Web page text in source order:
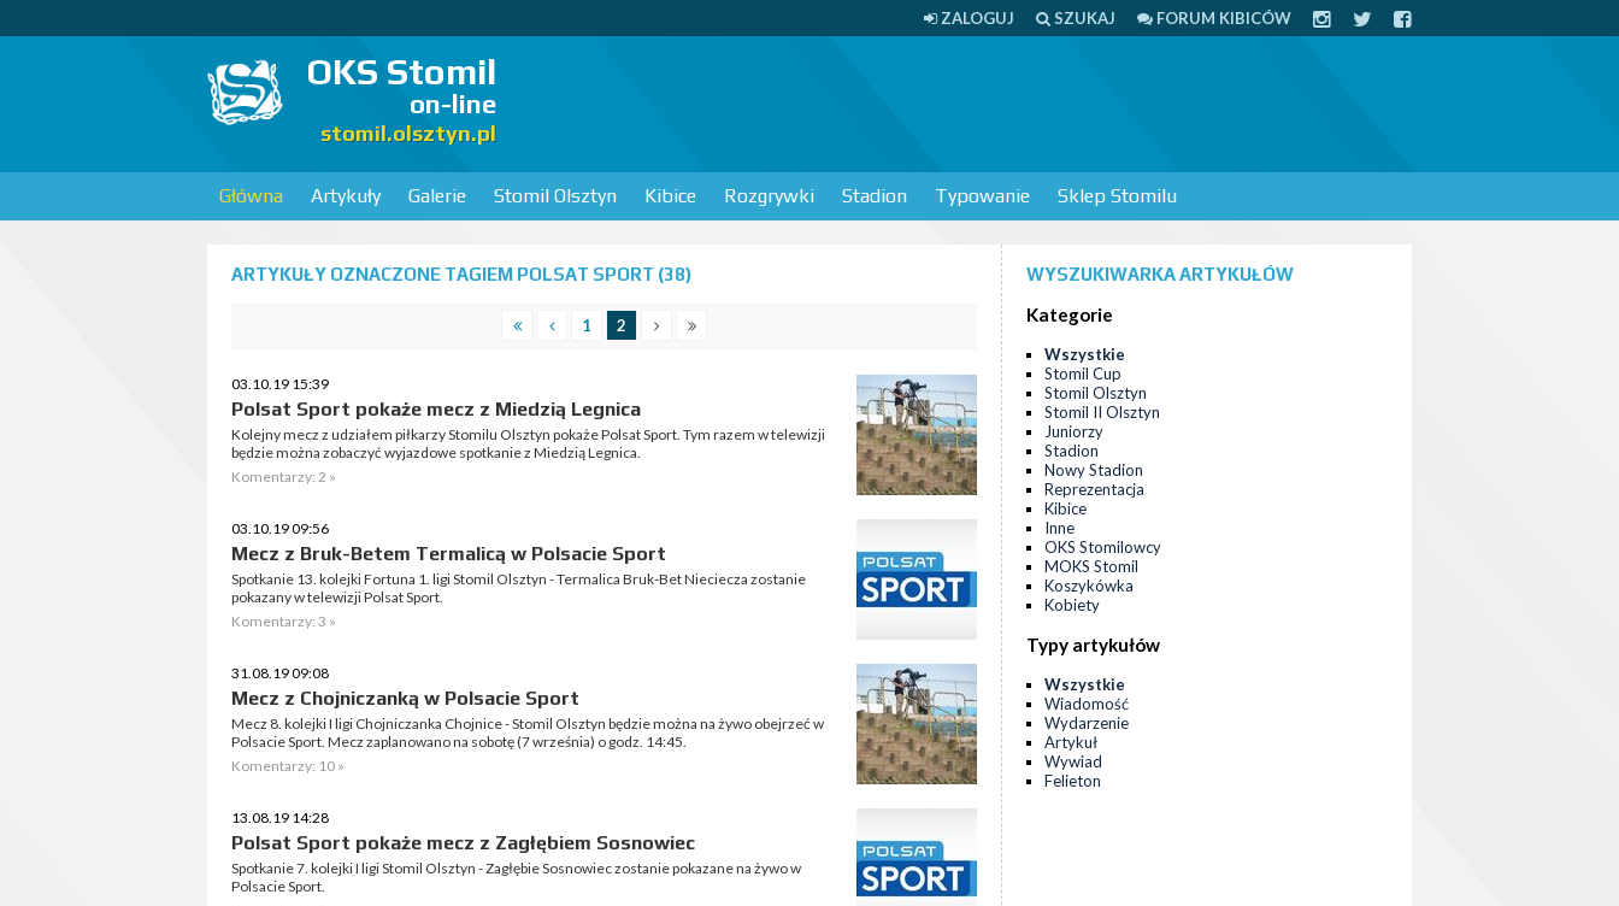
ZALOGUJ SZUKAJ FORUM KIBICÓW
OKS Stomil
on-line
stomil.olsztyn.pl
Główna Artykuły Galerie Stomil Olsztyn Kibice Rozgrywki Stadion Typowanie Sklep Stomilu
ARTYKUŁY OZNACZONE TAGIEM POLSAT SPORT (38)
1 2
03.10.19 15:39
Polsat Sport pokaże mecz z Miedzią Legnica
Kolejny mecz z udziałem piłkarzy Stomilu Olsztyn pokaże Polsat Sport. Tym razem w telewizji
będzie można zobaczyć wyjazdowe spotkanie z Miedzią Legnica.
Komentarzy: 2 »
03.10.19 09:56
Mecz z Bruk-Betem Termalicą w Polsacie Sport
Spotkanie 13. kolejki Fortuna 1. ligi Stomil Olsztyn - Termalica Bruk-Bet Nieciecza zostanie
pokazany w telewizji Polsat Sport.
Komentarzy: 3 »
31.08.19 09:08
Mecz z Chojniczanką w Polsacie Sport
Mecz 8. kolejki I ligi Chojniczanka Chojnice - Stomil Olsztyn będzie można na żywo obejrzeć w
Polsacie Sport. Mecz zaplanowano na sobotę (7 września) o godz. 14:45.
Komentarzy: 10 »
13.08.19 14:28
Polsat Sport pokaże mecz z Zagłębiem Sosnowiec
Spotkanie 7. kolejki I ligi Stomil Olsztyn - Zagłębie Sosnowiec zostanie pokazane na żywo w
Polsacie Sport.
WYSZUKIWARKA ARTYKUŁÓW
Kategorie
Wszystkie
Stomil Cup
Stomil Olsztyn
Stomil II Olsztyn
Juniorzy
Stadion
Nowy Stadion
Reprezentacja
Kibice
Inne
OKS Stomilowcy
MOKS Stomil
Koszykówka
Kobiety
Typy artykułów
Wszystkie
Wiadomość
Wydarzenie
Artykuł
Wywiad
Felieton